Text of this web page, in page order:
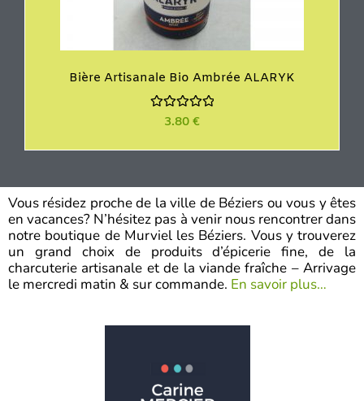
Bière Artisanale Bio Ambrée ALARYK
e
u
5
3.80 €
Vous résidez proche de la ville de Béziers ou vous y êtes
en vacances? N’hésitez pas à venir nous rencontrer dans
notre boutique de Murviel les Béziers. Vous y trouverez
un grand choix de produits d’épicerie fine, de la
charcuterie artisanale et de la viande fraîche – Arrivage
le mercredi matin & sur commande. En savoir plus…